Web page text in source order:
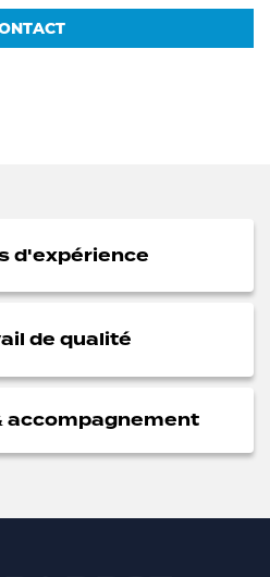
d'expérience
de qualité
accompagnement